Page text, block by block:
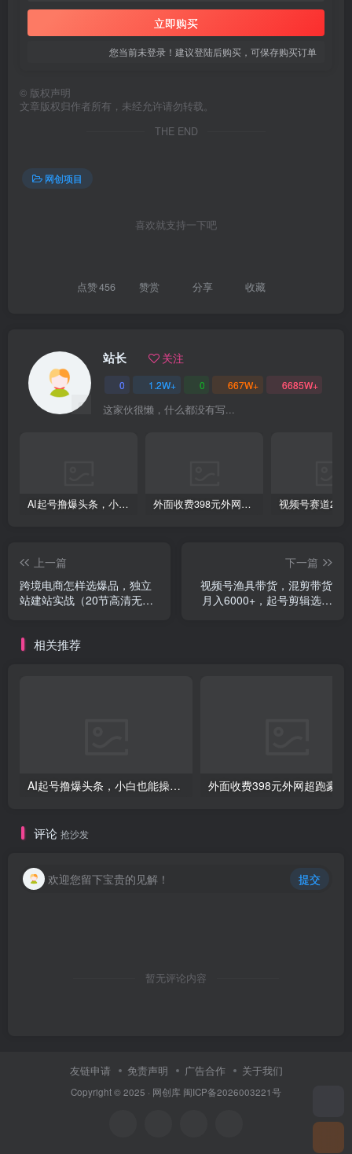
立即购买
您当前未登录！建议登陆后购买，可保存购买订单
© 版权声明
文章版权归作者所有，未经允许请勿转载。
THE END
网创项目
喜欢就支持一下吧
点赞456 赞赏 分享 收藏
站长 关注
0 1.2W+ 0 667W+ 6685W+
这家伙很懒，什么都没有写...
AI起号撸爆头条，小白也能操作，日入2000+ 外面收费398元外网超跑豪车汽车视频搬运至快手抖音上热门项目
上一篇
跨境电商怎样选爆品，独立
站建站实战（20节高清无水
下一篇
视频号渔具带货，混剪带货
月入6000+，起号剪辑选品
相关推荐
AI起号撸爆头条，小白也能操作，日入2000+
评论 抢沙发
欢迎您留下宝贵的见解！ 提交
暂无评论内容
友链申请 免责声明 广告合作 关于我们
Copyright © 2025 · 网创库 闽ICP备2026003221号